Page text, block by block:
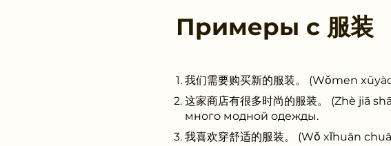
Примеры с 服装
我们需要购买新的服装。 (Wǒmen
这家商店有很多时尚的服装。 (Zhè jiā
много модной одежды.
我喜欢穿舒适的服装。 (Wǒ xǐhuān